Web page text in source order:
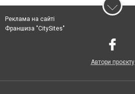
Реклама на сайті
Франшиза "CitySites"
Автори проєкту